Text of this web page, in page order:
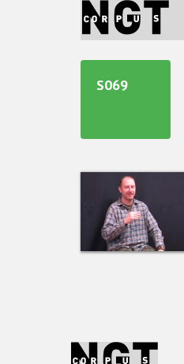
topS069